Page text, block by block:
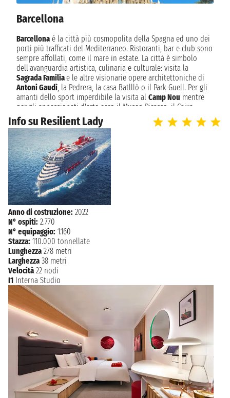
venerdì 21 maggio 2027
17:00 - n.d.
sabato 22 maggio 2027
n.d. - 15:00
IBIZA
domenica 23 maggio 2027
04:30
BARCELLONA
Barcellona
Barcellona é la città più cosmopolita della Spagna ed uno dei
porti più trafficati del Mediterraneo. Ristoranti, bar e club sono
sempre affollati, come il mare in estate. La città è simbolo
dell'avanguardia artistica, culinaria e culturale: visita la
Sagrada Familiae le altre visionarie opere architettoniche di
Antoni Gaudì, la Pedrera, la casa Batlllò o il Park Guell. Per gli
amanti dello sport imperdibile la visita al Camp Nou mentre
per gli appassionati d'arte ecco il Museo Picasso, il Caixa
Forum, il MNAC o il museo di Mirò.
Barcellona è la capitale della Catalogna, una regione con una
propria lingua un carattere ed una storia molto marcati. I
catalani sono una nazione e la loro storia è incisa nei loro
resti romani, chiese gotiche e palazzi modernisti. L'assalto ai
sensi si intensifica a Barcellona,nei ristoranti, bar e locali
chiassosi. In estate, le spiagge in città e al di fuori di essa
sono una calamita per gli amanti del sole.
Info su Resilient Lady
Anno di costruzione: 2022
N° ospiti: 2.770
N° equipaggio: 1.160
Stazza: 110.000 tonnellate
Lunghezza 278 metri
Larghezza 38 metri
Velocità 22 nodi
I1 Interna Studio